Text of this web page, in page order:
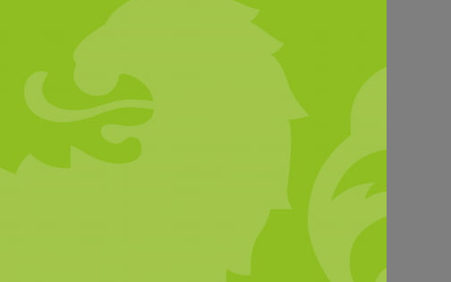
© KBV Limburg
(HBV), wurde auf der 22.
einstimmig zum Präsidenten gewählt.
kommenden drei Jahren die Deutschen
Thüringen, wurde als Vizepräsident
kandidierte.